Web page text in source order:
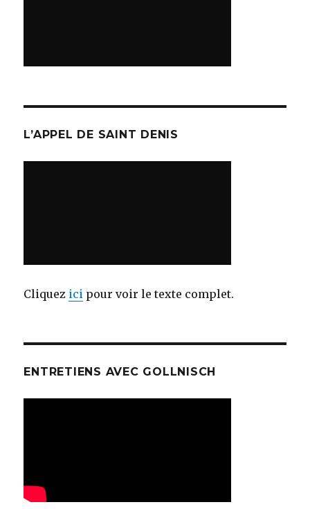
L’APPEL DE SAINT DENIS
Cliquez ici pour voir le texte complet.
ENTRETIENS AVEC GOLLNISCH